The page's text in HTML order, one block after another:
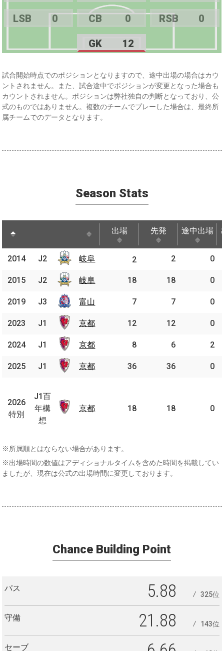
LSB 0 CB 0 RSB 0
GK 12
試合開始時点でのポジションとなりますので、途中出場の場合はカウ
ントされません。また、試合途中でポジションが変更となった場合も
カウントされません。ポジションは弊社独自の判断となっており、公
式のものではありません。複数のチームでプレーした場合は、最終所
属チームでのデータとなります。
Season Stats
出場 先発 途中出場
途中出場
2014 岐阜 2 2 0
2015 岐阜 18 18 0
2019 富山 7 7 0
2023 京都 12 12 0
2024 京都 8 6 2
2025 京都 36 36 0
2026
特別
百
年
京都 18 18 0
2014 J2 岐阜
2015 J2 岐阜
2019 J3 富山
2023 J1 京都
2024 J1 京都
2025 J1 京都
2026
特別
J1百
年構
想
京都
※所属順とはならない場合があります。
※出場時間の数値はアディショナルタイムを含めた時間を掲載してい
ましたが、現在は公式の出場時間に変更しております。
Chance Building Point
パス 5.88 325位
守備 21.88 143位
セーブ